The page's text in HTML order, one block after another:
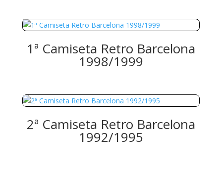
1ª Camiseta Retro Barcelona
1998/1999
2ª Camiseta Retro Barcelona
1992/1995